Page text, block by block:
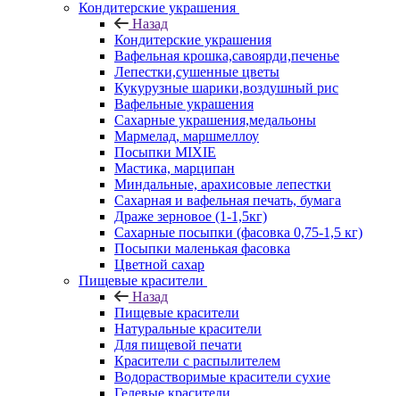
Кондитерские украшения
Назад
Кондитерские украшения
Вафельная крошка,савоярди,печенье
Лепестки,сушенные цветы
Кукурузные шарики,воздушный рис
Вафельные украшения
Сахарные украшения,медальоны
Мармелад, маршмеллоу
Посыпки MIXIE
Мастика, марципан
Миндальные, арахисовые лепестки
Сахарная и вафельная печать, бумага
Драже зерновое (1-1,5кг)
Сахарные посыпки (фасовка 0,75-1,5 кг)
Посыпки маленькая фасовка
Цветной сахар
Пищевые красители
Назад
Пищевые красители
Натуральные красители
Для пищевой печати
Красители с распылителем
Водорастворимые красители сухие
Гелевые красители